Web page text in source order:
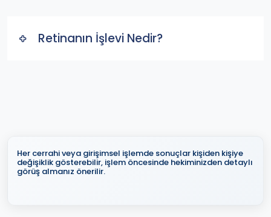
Retinanın İşlevi Nedir?
Her cerrahi veya girişimsel işlemde sonuçlar kişiden kişiye
değişiklik gösterebilir, işlem öncesinde hekiminizden detaylı
görüş almanız önerilir.